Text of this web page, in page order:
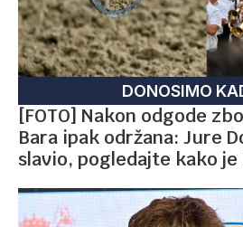
DONOSIMO
[FOTO] Nakon odgode
Bara ipak održana: Jure
slavio, pogledajte kako